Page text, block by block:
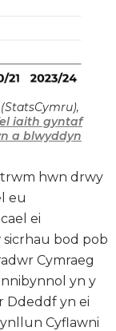
iaith gyntaf
a blwyddyn
hwn drwy
eu
ei
sicrhau bod pob
Cymraeg
yn y
Ddeddf yn ei
Cyflawni